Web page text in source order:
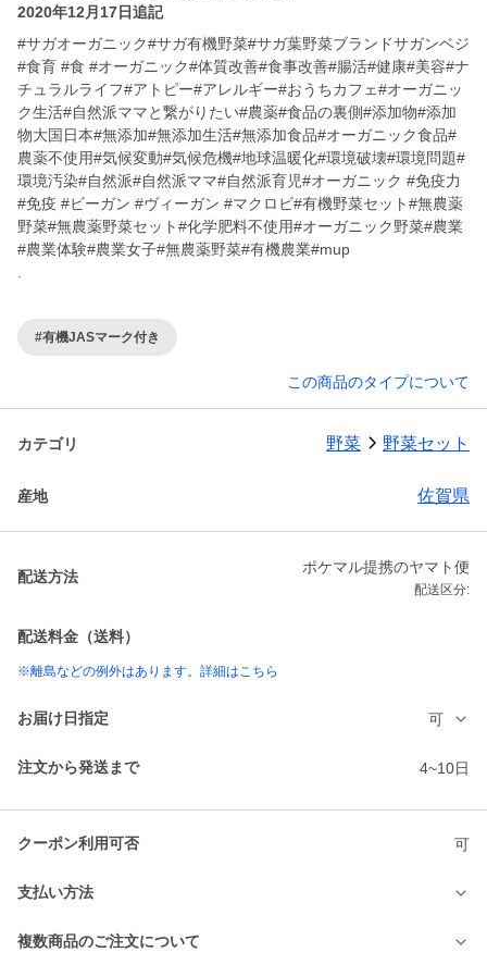
2020年12月17日追記
#サガオーガニック#サガ有機野菜#サガ葉野菜ブランドサガンベジ
#食育 #食 #オーガニック#体質改善#食事改善#腸活#健康#美容#ナ
チュラルライフ#アトピー#アレルギー#おうちカフェ#オーガニッ
ク生活#自然派ママと繋がりたい#農薬#食品の裏側#添加物#添加
物大国日本#無添加#無添加生活#無添加食品#オーガニック食品#
農薬不使用#気候変動#気候危機#地球温暖化#環境破壊#環境問題#
環境汚染#自然派#自然派ママ#自然派育児#オーガニック #免疫力
#免疫 #ビーガン #ヴィーガン #マクロビ#有機野菜セット#無農薬
野菜#無農薬野菜セット#化学肥料不使用#オーガニック野菜#農業
#農業体験#農業女子#無農薬野菜#有機農業#mup
#有機JASマーク付き
この商品のタイプについて
カテゴリ 野菜 野菜セット
産地 佐賀県
配送方法
ポケマル提携のヤマト便
配送区分:
配送料金（送料）
※離島などの例外はあります。詳細はこちら
お届け日指定 可
注文から発送まで 4~10日
クーポン利用可否 可
支払い方法
複数商品のご注文について